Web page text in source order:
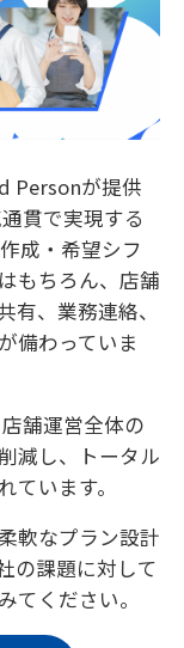
Personが提供
貫で実現する
成・希望シフ
もちろん、店舗
有、業務連絡、
備わっていま
舗運営全体の
減し、トータル
います。
軟なプラン設計
の課題に対して
てください。